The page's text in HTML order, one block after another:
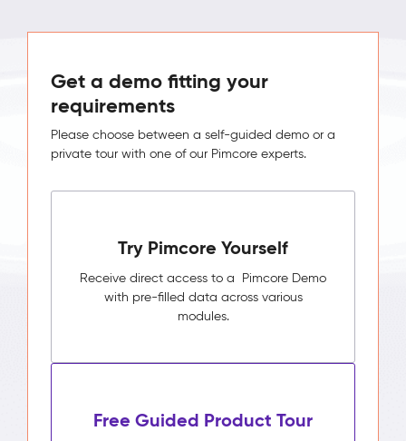
Get a demo fitting your
requirements
Please choose between a self-guided demo or a
private tour with one of our Pimcore experts.
Try Pimcore Yourself
Receive direct access to a Pimcore Demo
with pre-filled data across various
modules.
Free Guided Product Tour